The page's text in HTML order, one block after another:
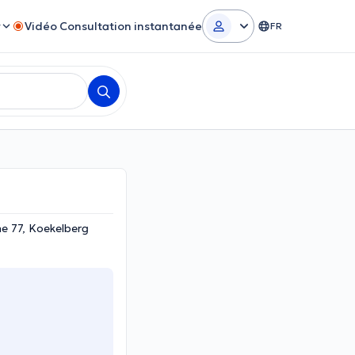
Vidéo Consultation instantanée FR
77, Koekelberg